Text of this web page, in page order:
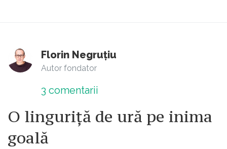
Florin Negruțiu
Autor fondator
3 comentarii
O linguriță de ură pe inima
goală